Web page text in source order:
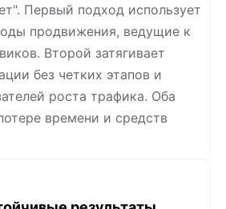
Первый подход использует
продвижения, ведущие к
Второй затягивает
без четких этапов и
роста трафика. Оба
времени и средств